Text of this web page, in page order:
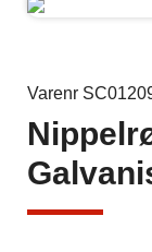
Varenr